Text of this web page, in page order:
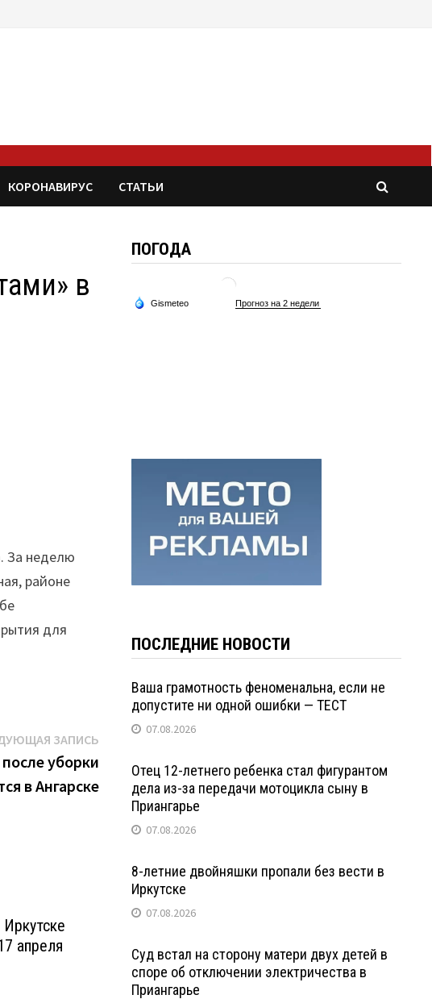
КОРОНАВИРУС СТАТЬИ
в
За неделю
районе
для
ЗАПИСЬСледующая
запись:
уборки
в Ангарске
апреля
ПОГОДА
ПОСЛЕДНИЕ НОВОСТИ
Ваша грамотность феноменальна, если не
допустите ни одной ошибки — ТЕСТ
07.08.2026
Отец 12-летнего ребенка стал фигурантом
дела из-за передачи мотоцикла сыну в
Приангарье
07.08.2026
8-летние двойняшки пропали без вести в
Иркутске
07.08.2026
Суд встал на сторону матери двух детей в
споре об отключении электричества в
Приангарье